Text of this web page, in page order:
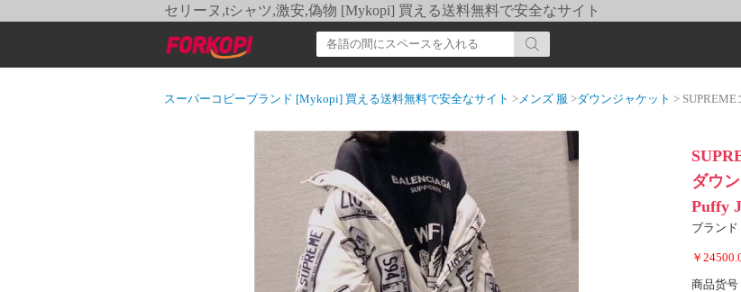
セリーヌ,tシャツ,激安,偽物 [Mykopi] 買える送料無料で安全なサイト
スーパーコピーブランド [Mykopi] 買える送料無料で安全なサイト >メンズ 服 >ダウンジャケット > SUPREMEコピー
ダウ
Puffy
ブランド
￥
商品货号